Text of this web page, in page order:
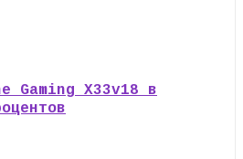
Gaming X33v18 в